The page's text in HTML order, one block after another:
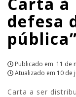
|
APCEF/
defesa
pública”
Publicado em 11 de
Atualizado em 10 de
Carta a ser